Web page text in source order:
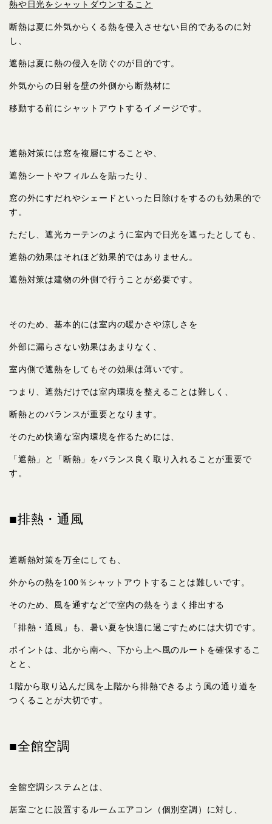
熱や日光をシャットダウンすること
断熱は夏に外気からくる熱を侵入させない目的であるのに対
し、
遮熱は夏に熱の侵入を防ぐのが目的です。
外気からの日射を壁の外側から断熱材に
移動する前にシャットアウトするイメージです。
遮熱対策には窓を複層にすることや、
遮熱シートやフィルムを貼ったり、
窓の外にすだれやシェードといった日除けをするのも効果的で
す。
ただし、遮光カーテンのように室内で日光を遮ったとしても、
遮熱の効果はそれほど効果的ではありません。
遮熱対策は建物の外側で行うことが必要です。
そのため、基本的には室内の暖かさや涼しさを
外部に漏らさない効果はあまりなく、
室内側で遮熱をしてもその効果は薄いです。
つまり、遮熱だけでは室内環境を整えることは難しく、
断熱とのバランスが重要となります。
そのため快適な室内環境を作るためには、
「遮熱」と「断熱」をバランス良く取り入れることが重要で
す。
■排熱・通風
遮断熱対策を万全にしても、
外からの熱を100％シャットアウトすることは難しいです。
そのため、風を通すなどで室内の熱をうまく排出する
「排熱・通風」も、暑い夏を快適に過ごすためには大切です。
ポイントは、北から南へ、下から上へ風のルートを確保するこ
とと、
1階から取り込んだ風を上階から排熱できるよう風の通り道を
つくることが大切です。
■全館空調
全館空調システムとは、
居室ごとに設置するルームエアコン（個別空調）に対し、